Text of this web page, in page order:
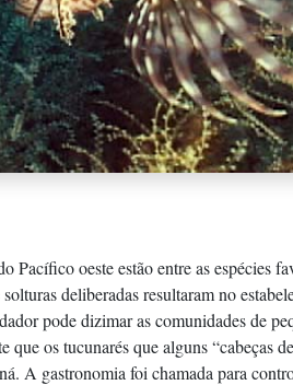
Pacífico oeste estão entre as espécies
deliberadas resultaram no
pode dizimar as comunidades de
que os tucunarés que alguns “cabeças
A gastronomia foi chamada para